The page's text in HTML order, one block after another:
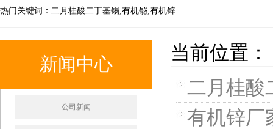
热门关键词：二月桂酸二丁基锡,有机铋,有机锌
新闻中心
公司新闻
当前位置：
二月桂酸
有机锌厂